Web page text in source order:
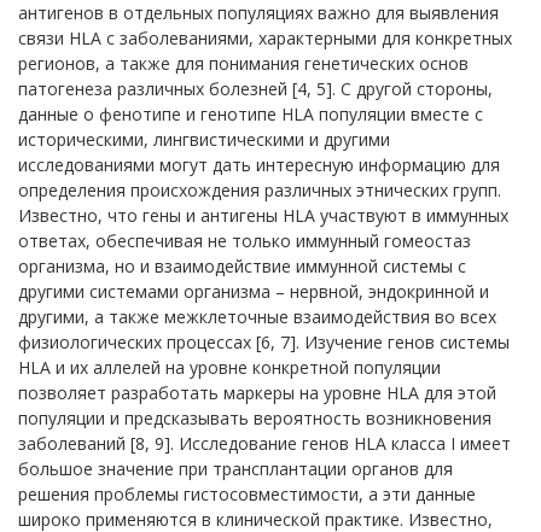
антигенов в отдельных популяциях важно для выявления
связи HLA с заболеваниями, характерными для конкретных
регионов, а также для понимания генетических основ
патогенеза различных болезней [4, 5]. С другой стороны,
данные о фенотипе и генотипе HLA популяции вместе с
историческими, лингвистическими и другими
исследованиями могут дать интересную информацию для
определения происхождения различных этнических групп.
Известно, что гены и антигены HLA участвуют в иммунных
ответах, обеспечивая не только иммунный гомеостаз
организма, но и взаимодействие иммунной системы с
другими системами организма – нервной, эндокринной и
другими, а также межклеточные взаимодействия во всех
физиологических процессах [6, 7]. Изучение генов системы
HLA и их аллелей на уровне конкретной популяции
позволяет разработать маркеры на уровне HLA для этой
популяции и предсказывать вероятность возникновения
заболеваний [8, 9]. Исследование генов HLA класса I имеет
большое значение при трансплантации органов для
решения проблемы гистосовместимости, а эти данные
широко применяются в клинической практике. Известно,